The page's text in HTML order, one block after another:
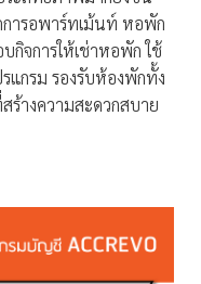
การอพาร์ทเม้นท์ หอพัก
กิจการให้เช่าหอพัก ใช้
แกรม รองรับห้องพักทั้ง
ร้างความสะดวกสบาย